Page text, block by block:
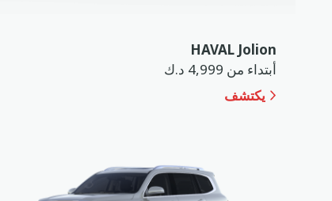
HAVAL Jolion
أبتداء من 4,999 د.ك
يكتشف